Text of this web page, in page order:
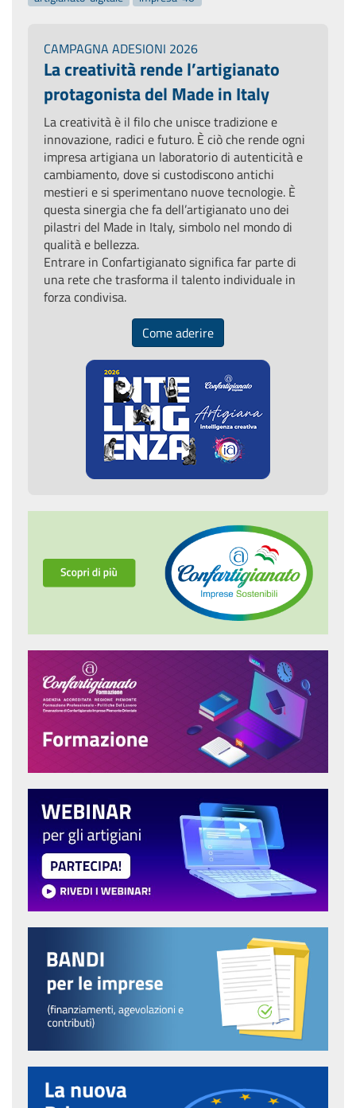
CAMPAGNA ADESIONI 2026
La creatività rende l’artigianato
protagonista del Made in Italy
La creatività è il filo che unisce tradizione e
innovazione, radici e futuro. È ciò che rende ogni
impresa artigiana un laboratorio di autenticità e
cambiamento, dove si custodiscono antichi
mestieri e si sperimentano nuove tecnologie. È
questa sinergia che fa dell’artigianato uno dei
pilastri del Made in Italy, simbolo nel mondo di
qualità e bellezza.
Entrare in Confartigianato significa far parte di
una rete che trasforma il talento individuale in
forza condivisa.
Come aderire